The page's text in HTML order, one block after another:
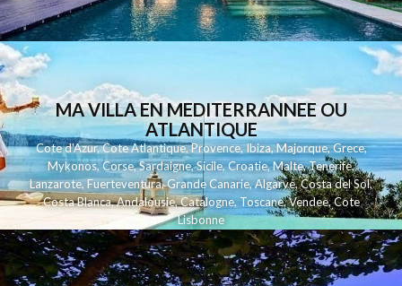
MA VILLA EN MEDITERRANNEE OU
ATLANTIQUE
Cote d'Azur,Cote Atlantique,Provence,Ibiza,Majorque,Grece,
Mykonos,Corse,Sardaigne,Sicile,Croatie,Malte,Tenerife,
Lanzarote,Fuerteventura,Grande Canarie,Algarve,Costa del Sol,
Costa Blanca,Andalousie,Catalogne,Toscane,Vendee,Cote
Lisbonne